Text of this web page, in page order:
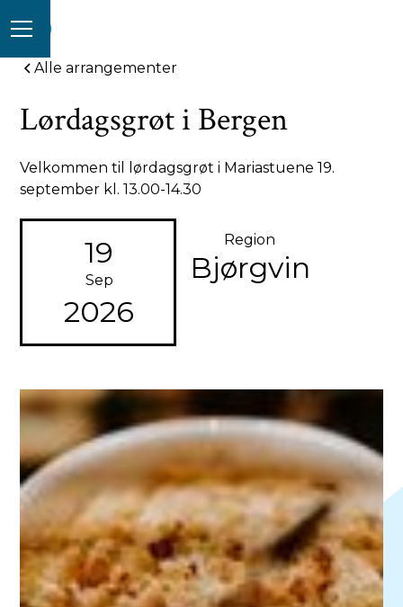
Alle arrangementer
Lørdagsgrøt i Bergen
Velkommen til lørdagsgrøt i Mariastuene 19.
september kl. 13.00-14.30
19
Sep
2026
Region
Bjørgvin